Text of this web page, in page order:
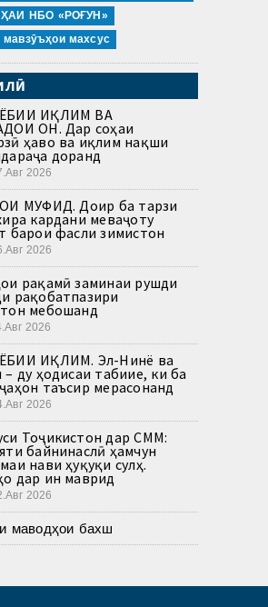
НБО «РОҒУН»
мавзӯъҳои махсус
ИҚЛИМ ВА
ОН. Дар соҳаи
ҳаво ва иқлим нақши
доранд
2026
МУФИД. Доир ба тарзи
кардани меваҷоту
барои фасли зимистон
2026
рақамӣ заминаи рушди
рақобатпазири
мебошанд
2026
ИҚЛИМ. Эл-Нинё ва
ду ҳодисаи табиие, ки ба
таъсир мерасонанд
2026
Тоҷикистон дар СММ:
байнинаслӣ ҳамчун
нави ҳуқуқи сулҳ.
дар ин маврид
2026
маводҳои бахш